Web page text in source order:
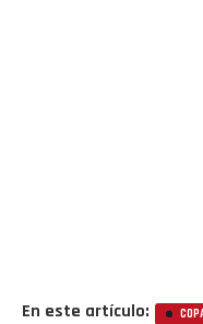
En este artículo: